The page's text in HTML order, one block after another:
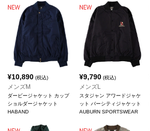
¥10,890 (税込)
メンズM
ダービージャケット カップ
ショルダージャケット
HABAND
¥9,790(税込)
メンズL
スタジャン アワードジャケ
ット バーシティジャケット
AUBURN SPORTSWEAR